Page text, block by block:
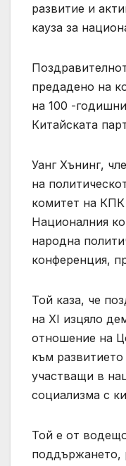
развитие и
кауза за
предадено на
на 100 -
Китайската
Уанг Хънинг,
на
комитет на
Националния
народна
конференция,
Той каза, че
на XI изцяло
отношение на
към
участващи в
социализма с
Той е от
поддържането,